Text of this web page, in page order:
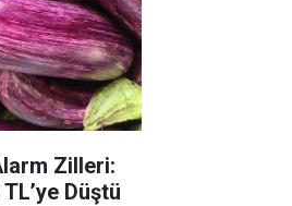
Zilleri:
Düştü